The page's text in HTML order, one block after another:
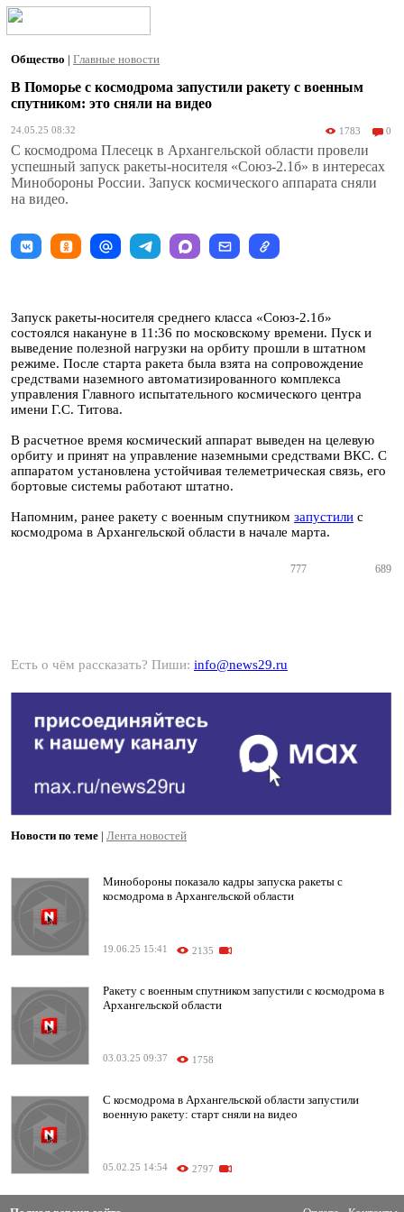
Общество | Главные новости
В Поморье с космодрома запустили ракету с военным
спутником: это сняли на видео
24.05.25 08:32 1783 0
С космодрома Плесецк в Архангельской области провели
успешный запуск ракеты-носителя «Союз-2.1б» в интересах
Минобороны России. Запуск космического аппарата сняли
на видео.
Запуск ракеты-носителя среднего класса «Союз-2.1б»
состоялся накануне в 11:36 по московскому времени. Пуск и
выведение полезной нагрузки на орбиту прошли в штатном
режиме. После старта ракета была взята на сопровождение
средствами наземного автоматизированного комплекса
управления Главного испытательного космического центра
имени Г.С. Титова.
В расчетное время космический аппарат выведен на целевую
орбиту и принят на управление наземными средствами ВКС. С
аппаратом установлена устойчивая телеметрическая связь, его
бортовые системы работают штатно.
Напомним, ранее ракету с военным спутником запустили с
космодрома в Архангельской области в начале марта.
777 689
Есть о чём рассказать? Пиши: info@news29.ru
Новости по теме | Лента новостей
Минобороны показало кадры запуска ракеты с
космодрома в Архангельской области
19.06.25 15:41 2135
Ракету с военным спутником запустили с космодрома в
Архангельской области
03.03.25 09:37 1758
С космодрома в Архангельской области запустили
военную ракету: старт сняли на видео
05.02.25 14:54 2797